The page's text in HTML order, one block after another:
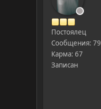
Постоялец
Сообщения: 79
Карма: 67
Записан